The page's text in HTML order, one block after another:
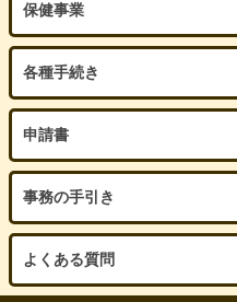
保健事業
各種手続き
申請書
事務の手引き
よくある質問